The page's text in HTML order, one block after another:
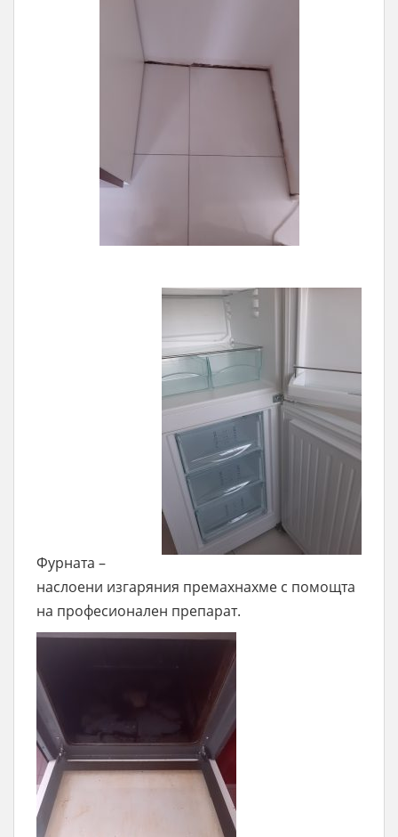
Фурната –
наслоени изгаряния премахнахме с помощта
на професионален препарат.